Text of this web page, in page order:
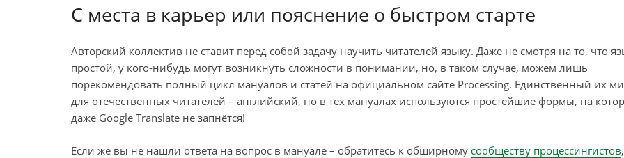
С места в карьер или пояснение о быстром старте
Авторский коллектив не ставит перед собой задачу научить читателей языку. Даже не смотря на то, что
простой, у кого-нибудь могут возникнуть сложности в понимании, но, в таком случае, можем лишь
порекомендовать полный цикл мануалов и статей на официальном сайте Processing. Единственный их
для отечественных читателей – английский, но в тех мануалах используются простейшие формы, на
даже Google Translate не запнётся!
Если же вы не нашли ответа на вопрос в мануале – обратитесь к обширному сообществу процессингистов